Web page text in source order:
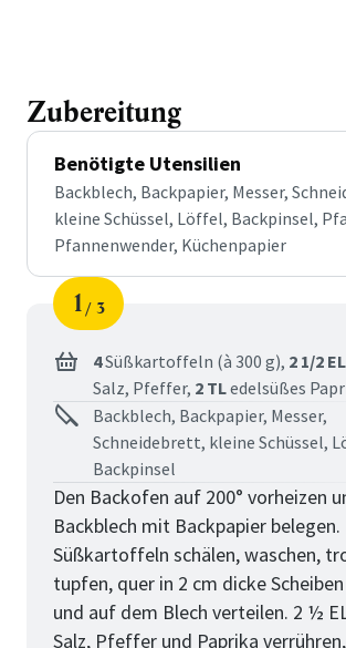
Zubereitung
Benötigte Utensilien
Backblech, Backpapier, Messer,
kleine Schüssel, Löffel, Backpinsel,
Pfannenwender, Küchenpapier
Schritt
1
von
3
4Süßkartoffeln (à 300 g), 2 1/2 EL
Salz, Pfeffer, 2 TLedelsüßes
Backblech, Backpapier, Messer,
Schneidebrett, kleine Schüssel,
Backpinsel
Den Backofen auf 200° vorheizen
Backblech mit Backpapier belegen.
Süßkartoffeln schälen, waschen,
tupfen, quer in 2 cm dicke
und auf dem Blech verteilen. 2 ½
Salz, Pfeffer und Paprika